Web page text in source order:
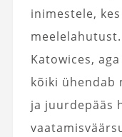
inimestele,
Katowices,
kõiki ühendab
ja juurdepääs